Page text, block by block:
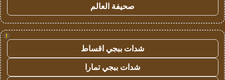
صحيفة العالم
!
شدات ببجي اقساط
شدات ببجي تمارا